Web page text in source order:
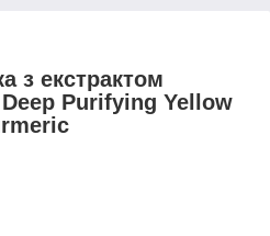
з екстрактом
Purifying Yellow